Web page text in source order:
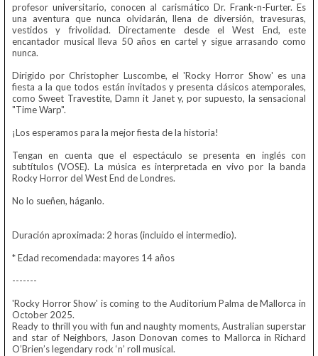
profesor universitario, conocen al carismático Dr. Frank-n-Furter. Es
una aventura que nunca olvidarán, llena de diversión, travesuras,
vestidos y frivolidad. Directamente desde el West End, este
encantador musical lleva 50 años en cartel y sigue arrasando como
nunca.
Dirigido por Christopher Luscombe, el 'Rocky Horror Show' es una
fiesta a la que todos están invitados y presenta clásicos atemporales,
como Sweet Travestite, Damn it Janet y, por supuesto, la sensacional
"Time Warp".
¡Los esperamos para la mejor fiesta de la historia!
Tengan en cuenta que el espectáculo se presenta en inglés con
subtítulos (VOSE). La música es interpretada en vivo por la banda
Rocky Horror del West End de Londres.
No lo sueñen, háganlo.
Duración aproximada: 2 horas (incluido el intermedio).
* Edad recomendada: mayores 14 años
-------
'Rocky Horror Show' is coming to the Auditorium Palma de Mallorca in
October 2025.
Ready to thrill you with fun and naughty moments, Australian superstar
and star of Neighbors, Jason Donovan comes to Mallorca in Richard
O’Brien’s legendary rock ‘n’ roll musical.